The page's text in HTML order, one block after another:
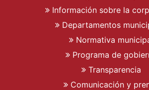
Información sobre la
Departamentos
Normativa
Programa de
Transparencia
Comunicación y